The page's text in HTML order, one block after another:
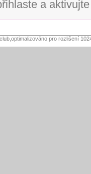
a
pro rozlišení